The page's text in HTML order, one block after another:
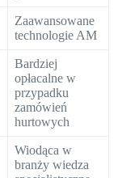
Zaawansowane
technologie AM
Bardziej
opłacalne w
przypadku
zamówień
hurtowych
Wiodąca w
branży wiedza